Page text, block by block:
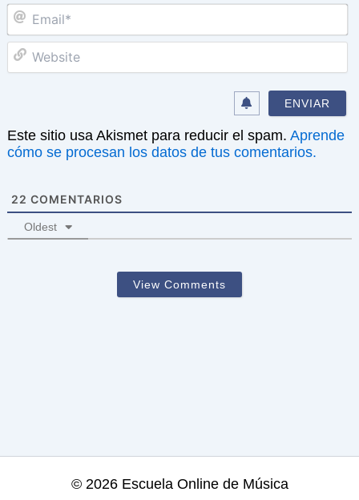
Este sitio usa Akismet para reducir el spam. Aprende
cómo se procesan los datos de tus comentarios.
22 COMENTARIOS
Oldest
View Comments
© 2026 Escuela Online de Música